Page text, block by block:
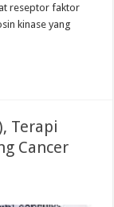
reseptor faktor
kinase yang
Terapi
Cancer